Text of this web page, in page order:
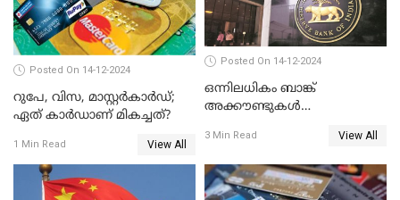
Posted On 14-12-2024
റുപേ, വിസ, മാസ്റ്റർകാർഡ്;
ഏത് കാർഡാണ് മികച്ചത്?
1 Min Read View All
Posted On 14-12-2024
ഒന്നിലധികം ബാങ്ക്
അക്കൗണ്ടുകൾ
ബി ഐ പറയുന്നത് എന്താണ്?
3 Min Read View All